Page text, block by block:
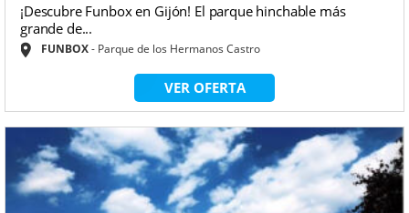
¡Descubre Funbox en Gijón! El parque hinchable más
grande de...
FUNBOX Parque de los Hermanos Castro
VER OFERTA